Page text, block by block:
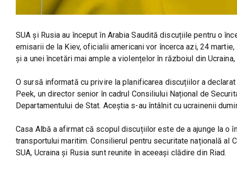
SUA și Rusia au început în Arabia Saudită discuțiile pentru o
emisarii de la Kiev, oficialii americani vor încerca azi, 24
și a unei încetări mai ample a violențelor în războiul din
O sursă informată cu privire la planificarea discuțiilor a
Peek, un director senior în cadrul Consiliului Național de
Departamentului de Stat. Aceștia s-au întâlnit cu ucrainenii
Casa Albă a afirmat că scopul discuțiilor este de a ajunge la o
transportului maritim. Consilierul pentru securitate națională al
SUA, Ucraina și Rusia sunt reunite în aceeași clădire din Riad.